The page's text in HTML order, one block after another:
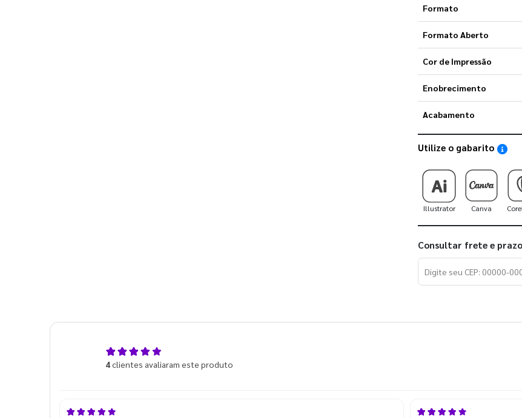
Formato
Formato Aberto
Cor de Impressão
Enobrecimento
Acabamento
Utilize o gabarito
Illustrator Canva
Consultar frete e
4clientes avaliaram este produto